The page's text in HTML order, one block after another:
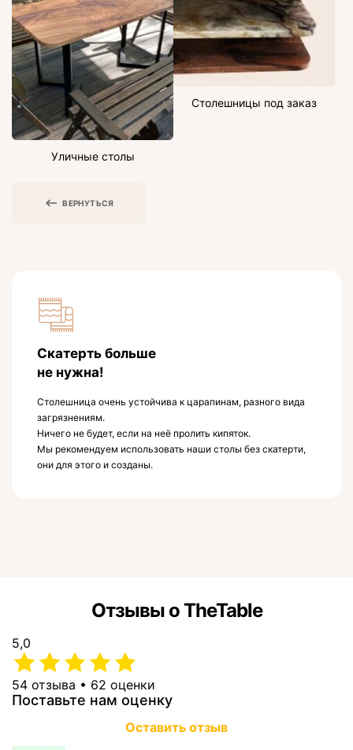
Уличные столы
Столешницы под заказ
ВЕРНУТЬСЯ
Скатерть больше
не нужна!
Столешница очень устойчива к царапинам, разного вида
загрязнениям.
Ничего не будет, если на неё пролить кипяток.
Мы рекомендуем использовать наши столы без скатерти,
они для этого и созданы.
Отзывы о TheTable
5,0
54 отзыва • 62 оценки
Поставьте нам оценку
Оставить отзыв